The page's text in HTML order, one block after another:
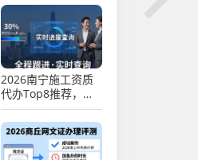
2026南宁施工资质
代办Top8推荐，哪
家好？专业测评